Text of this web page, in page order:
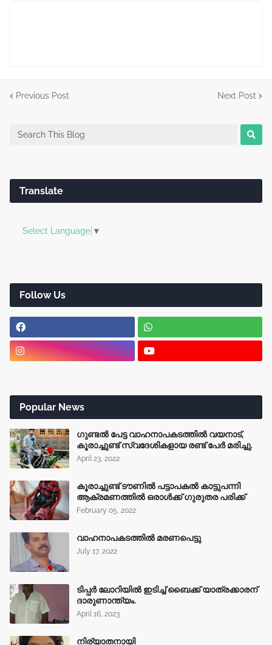
Previous Post Next Post
Translate
Select Language ▼
Follow Us
Popular News
ഗുണ്ടൽ പേട്ട വാഹനാപകടത്തിൽ വയനാട്,
കൂരാച്ചുണ്ട് സ്വദേശികളായ രണ്ട് പേർ മരിച്ചു.
April 23, 2022
കൂരാച്ചുണ്ട് ടൗണിൽ പട്ടാപകൽ കാട്ടുപന്നി
ആക്രമണത്തിൽ ഒരാൾക്ക് ഗുരുതര പരിക്ക്
February 05, 2022
വാഹനാപകടത്തിൽ മരണപെട്ടു
July 17, 2022
ടിപ്പർ ലോറിയിൽ ഇടിച്ച് ബൈക്ക് യാത്രക്കാരന്
ദാരുണാന്ത്യം.
April 16, 2023
നിര്യാതനായി